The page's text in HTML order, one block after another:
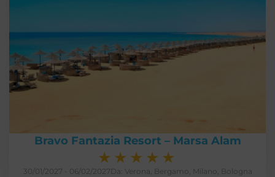
Bravo Fantazia Resort – Marsa Alam
★ ★ ★ ★ ★
30/01/2027 - 06/02/2027 Da: Verona, Bergamo, Milano, Bologna